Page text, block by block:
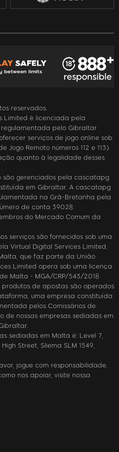
reservados.
Limited é licenciada pela
pelo Gibraltar
serviços de jogo online sob
Jogo Remoto números 112 e 113)
quanto à legalidade desses
são gerenciados pela cascatapg
em Gibraltar. A cascatapg
na Grã-Bretanha pela
de conta 39028.
do Mercado Comum da
serviços são fornecidos sob uma
Virtual Digital Services Limited,
que faz parte da União
Limited opera sob uma licença
Malta - MGA/CRP/543/2018
produtos de apostas são operados
uma empresa constituída
pelos Comissários de
de nossas empresas sediadas em
sediadas em Malta é: Level 7,
Street, Sliema SLM 1549,
jogue com responsabilidade.
nos apoiar, visite nossa